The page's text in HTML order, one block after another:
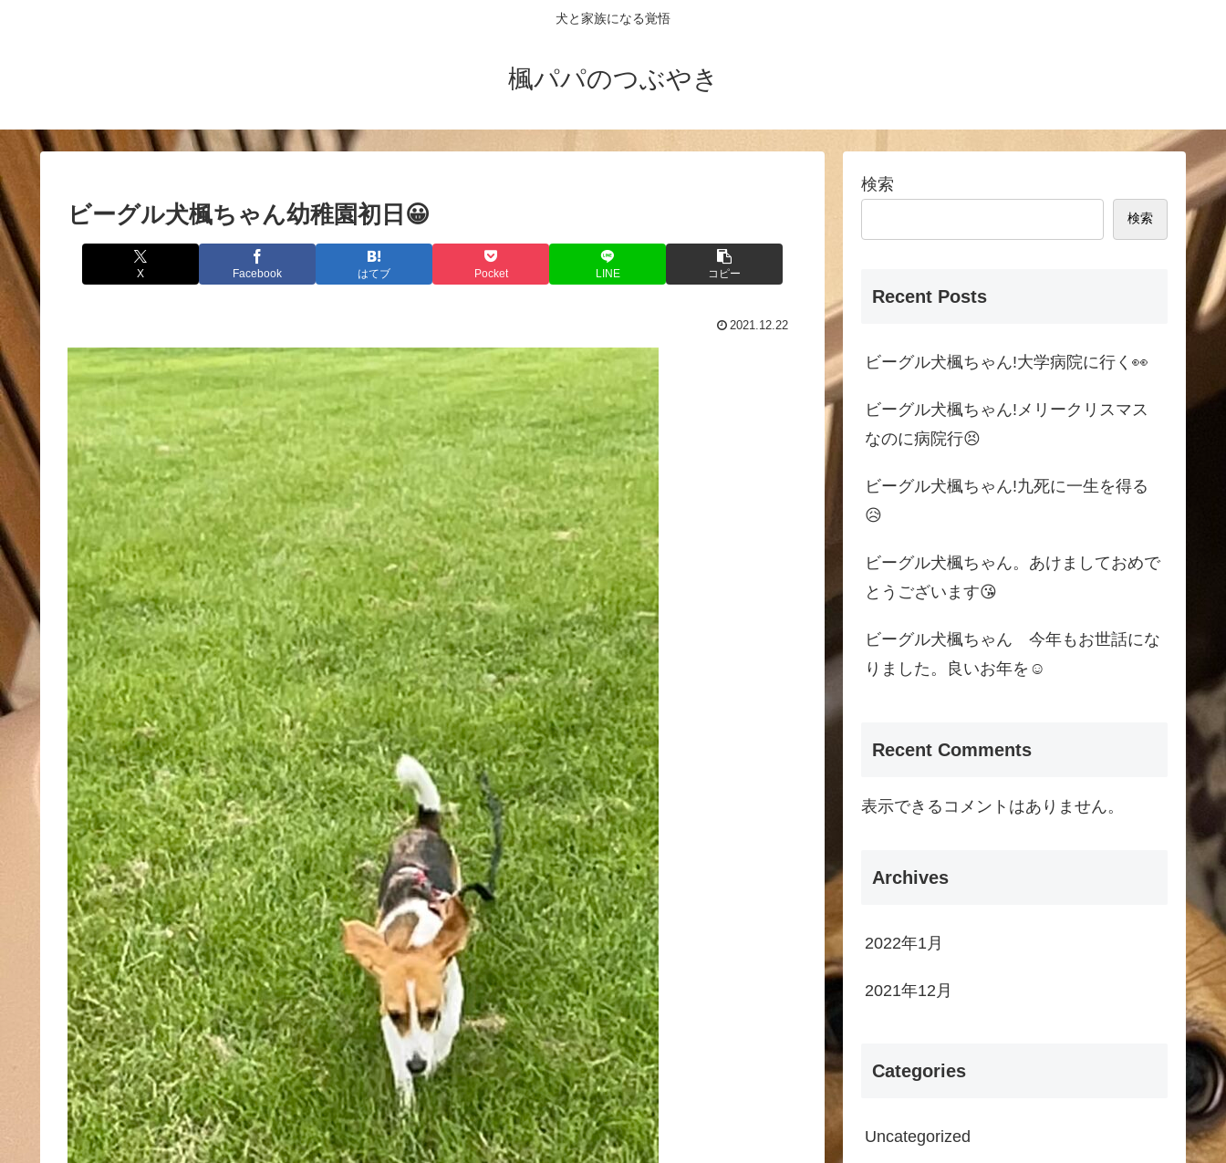
犬と家族になる覚悟
楓パパのつぶやき
ビーグル犬楓ちゃん幼稚園初日😀
X Facebook はてブ Pocket LINE コピー
2021.12.22
検索
検索
Recent Posts
ビーグル犬楓ちゃん!大学病院に行く👀
ビーグル犬楓ちゃん!メリークリスマス
なのに病院行😣
ビーグル犬楓ちゃん!九死に一生を得る
😥
ビーグル犬楓ちゃん。あけましておめで
とうございます😘
ビーグル犬楓ちゃん 今年もお世話にな
りました。良いお年を☺
Recent Comments
表示できるコメントはありません。
Archives
2022年1月
2021年12月
Categories
Uncategorized